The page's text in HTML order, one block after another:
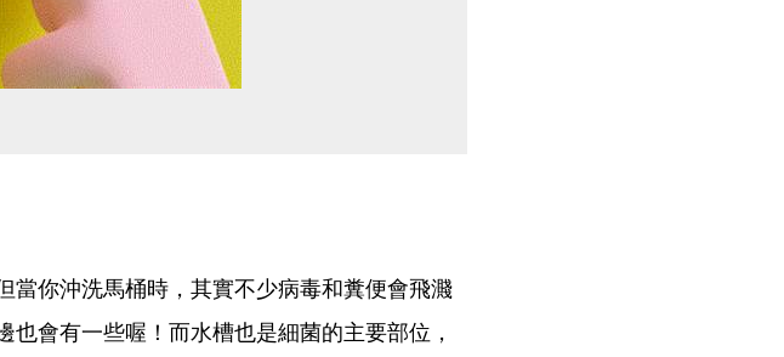
你沖洗馬桶時，其實不少病毒和糞便會飛濺
會有一些喔！而水槽也是細菌的主要部位，